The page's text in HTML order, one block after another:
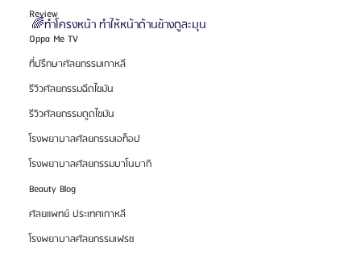
Review
Oppa Me TV
ที่ปรึกษาศัลยกรรมเกาหลี
รีวิวศัลยกรรมฉีดไขมัน
รีวิวศัลยกรรมดูดไขมัน
โรงพยาบาลศัลยกรรมเอท็อป
โรงพยาบาลศัลยกรรมบาโนบากิ
Beauty Blog
ศัลยแพทย์ ประเทศเกาหลี
โรงพยาบาลศัลยกรรมเฟรช
🌈ทำโครงหน้า ทำให้หน้าด้านข้างดูละมุน